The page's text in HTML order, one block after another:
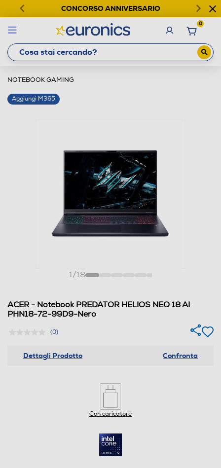
CONCORSO ANNIVERSARIO
0
NOTEBOOK GAMING
Aggiungi M365
1/18
ACER - Notebook PREDATOR HELIOS NEO 18 AI
PHN18-72-99D9-Nero
(0)
Dettagli Prodotto Confronta
Con caricatore